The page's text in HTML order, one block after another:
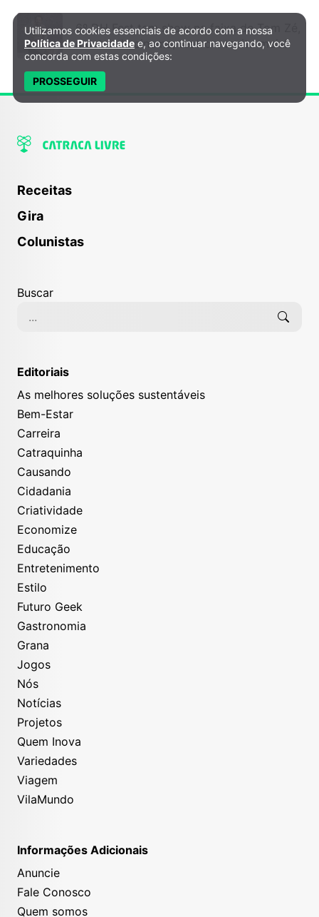
6º DH Fest tem show na faixa de Tom Zé,
mostra de cinema, teatro e muito mais!
Receitas
Gira
Colunistas
Buscar
Editoriais
As melhores soluções sustentáveis
Bem-Estar
Carreira
Catraquinha
Causando
Cidadania
Criatividade
Economize
Educação
Entretenimento
Estilo
Futuro Geek
Gastronomia
Grana
Jogos
Nós
Notícias
Projetos
Quem Inova
Variedades
Viagem
VilaMundo
Informações Adicionais
Anuncie
Fale Conosco
Quem somos
Política de Privacidade e Cookies
Utilizamos cookies essenciais de acordo com a nossa
Política de Privacidade e, ao continuar navegando, você
concorda com estas condições:
PROSSEGUIR